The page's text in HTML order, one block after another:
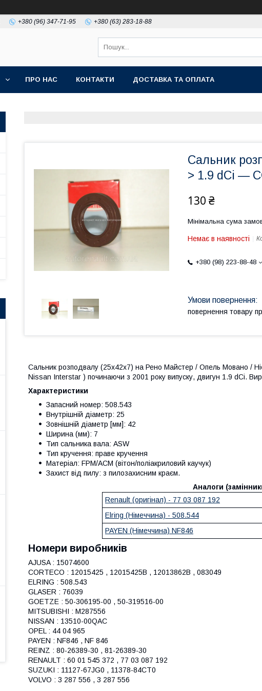
+380 (96) 347-71-95 +380 (63) 283-18-88
ПРО НАС КОНТАКТИ ДОСТАВКА ТА ОПЛАТА
Сальник
> 1.9 dCi —
130 ₴
Мінімальна сума
Немає в наявності
+380 (98) 223-88-48
повернення товару
Сальник розподвалу (25x42x7) на Рено Майстер / Опель Мовано /
Nissan Interstar ) починаючи з 2001 року випуску, двигун 1.9 dCi.
Характеристики
Запасний номер: 508.543
Внутрішній діаметр: 25
Зовнішній діаметр [мм]: 42
Ширина (мм): 7
Тип сальника вала: ASW
Тип кручення: праве кручення
Матеріал: FPM/ACM (вітон/поліакриловий каучук)
Захист від пилу: з пилозахисним краєм.
Аналоги
Renault (оригінал) - 77 03 087 192
Elring (Німеччина) - 508.544
PAYEN (Німеччина) NF846
Номери виробників
AJUSA : 15074600
CORTECO : 12015425 , 12015425B , 12013862B , 083049
ELRING : 508.543
GLASER : 76039
GOETZE : 50-306195-00 , 50-319516-00
MITSUBISHI : M287556
NISSAN : 13510-00QAC
OPEL : 44 04 965
PAYEN : NF846 , NF 846
REINZ : 80-26389-30 , 81-26389-30
RENAULT : 60 01 545 372 , 77 03 087 192
SUZUKI : 11127-67JG0 , 11378-84CT0
VOLVO : 3 287 556 , 3 287 556